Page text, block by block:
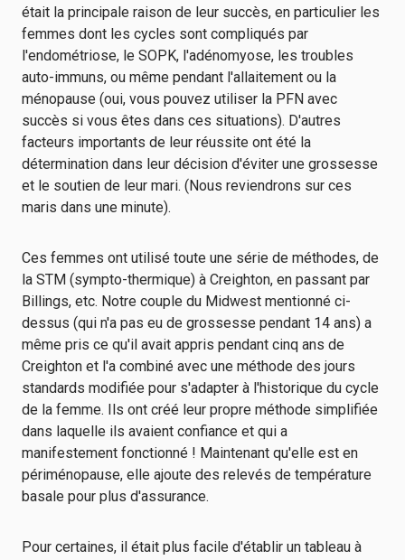
était la principale raison de leur succès, en particulier les
femmes dont les cycles sont compliqués par
l'endométriose, le SOPK, l'adénomyose, les troubles
auto-immuns, ou même pendant l'allaitement ou la
ménopause (oui, vous pouvez utiliser la PFN avec
succès si vous êtes dans ces situations). D'autres
facteurs importants de leur réussite ont été la
détermination dans leur décision d'éviter une grossesse
et le soutien de leur mari. (Nous reviendrons sur ces
maris dans une minute).
Ces femmes ont utilisé toute une série de méthodes, de
la STM (sympto-thermique) à Creighton, en passant par
Billings, etc. Notre couple du Midwest mentionné ci-
dessus (qui n'a pas eu de grossesse pendant 14 ans) a
même pris ce qu'il avait appris pendant cinq ans de
Creighton et l'a combiné avec une méthode des jours
standards modifiée pour s'adapter à l'historique du cycle
de la femme. Ils ont créé leur propre méthode simplifiée
dans laquelle ils avaient confiance et qui a
manifestement fonctionné ! Maintenant qu'elle est en
périménopause, elle ajoute des relevés de température
basale pour plus d'assurance.
Pour certaines, il était plus facile d'établir un tableau à